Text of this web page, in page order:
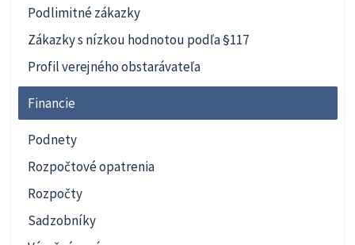
Podlimitné zákazky
Zákazky s nízkou hodnotou podľa §117
Profil verejného obstarávateľa
Financie
Podnety
Rozpočtové opatrenia
Rozpočty
Sadzobníky